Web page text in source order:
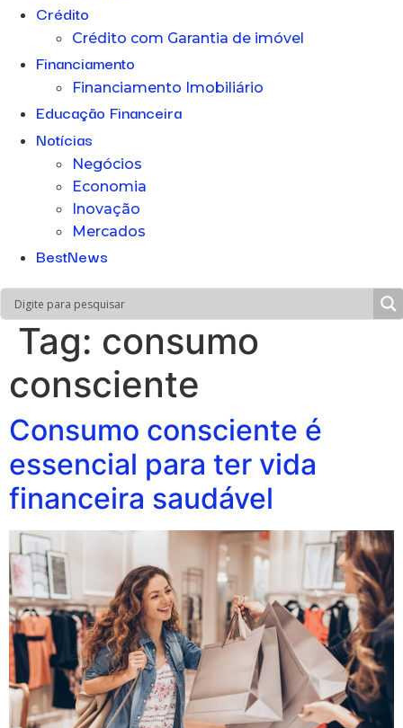
Crédito
Crédito com Garantia de imóvel
Financiamento
Financiamento Imobiliário
Educação Financeira
Notícias
Negócios
Economia
Inovação
Mercados
BestNews
Tag: consumo
consciente
Consumo consciente é
essencial para ter vida
financeira saudável